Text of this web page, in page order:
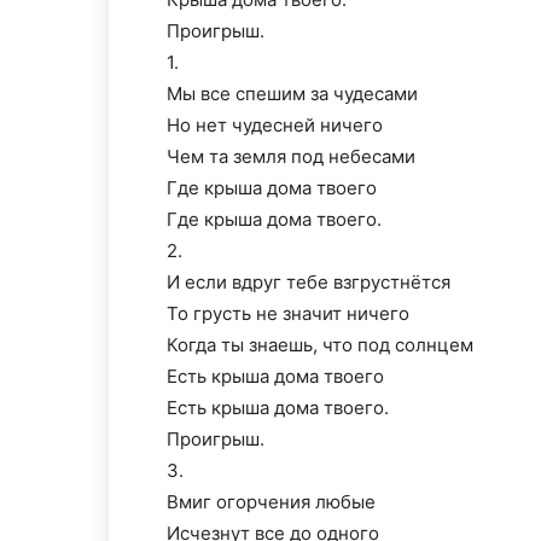
Проигрыш.
1.
Мы все спешим за чудесами
Но нет чудесней ничего
Чем та земля под небесами
Где крыша дома твоего
Где крыша дома твоего.
2.
И если вдруг тебе взгрустнётся
То грусть не значит ничего
Когда ты знаешь, что под солнцем
Есть крыша дома твоего
Есть крыша дома твоего.
Проигрыш.
3.
Вмиг огорчения любые
Исчезнут все до одного